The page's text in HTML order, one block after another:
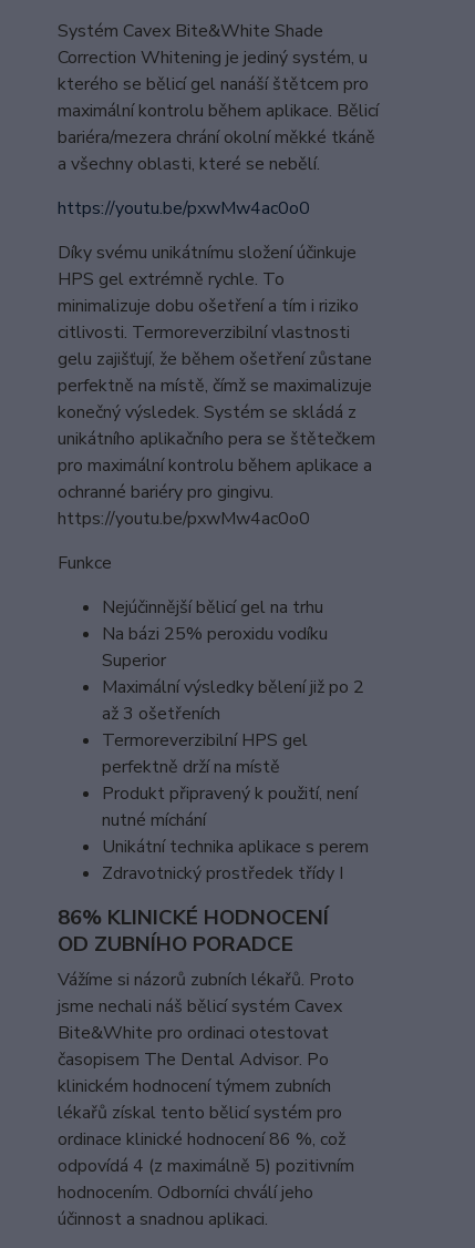
Systém Cavex Bite&White Shade
Correction Whitening je jediný systém, u
kterého se bělicí gel nanáší štětcem pro
maximální kontrolu během aplikace. Bělicí
bariéra/mezera chrání okolní měkké tkáně
a všechny oblasti, které se nebělí.
https://youtu.be/pxwMw4ac0o0
Díky svému unikátnímu složení účinkuje
HPS gel extrémně rychle. To
minimalizuje dobu ošetření a tím i riziko
citlivosti. Termoreverzibilní vlastnosti
gelu zajišťují, že během ošetření zůstane
perfektně na místě, čímž se maximalizuje
konečný výsledek. Systém se skládá z
unikátního aplikačního pera se štětečkem
pro maximální kontrolu během aplikace a
ochranné bariéry pro gingivu.
https://youtu.be/pxwMw4ac0o0
Funkce
Nejúčinnější bělicí gel na trhu
Na bázi 25% peroxidu vodíku
Superior
Maximální výsledky bělení již po 2
až 3 ošetřeních
Termoreverzibilní HPS gel
perfektně drží na místě
Produkt připravený k použití, není
nutné míchání
Unikátní technika aplikace s perem
Zdravotnický prostředek třídy I
86% KLINICKÉ HODNOCENÍ
OD ZUBNÍHO PORADCE
Vážíme si názorů zubních lékařů. Proto
jsme nechali náš bělicí systém Cavex
Bite&White pro ordinaci otestovat
časopisem The Dental Advisor. Po
klinickém hodnocení týmem zubních
lékařů získal tento bělicí systém pro
ordinace klinické hodnocení 86 %, což
odpovídá 4 (z maximálně 5) pozitivním
hodnocením. Odborníci chválí jeho
účinnost a snadnou aplikaci.